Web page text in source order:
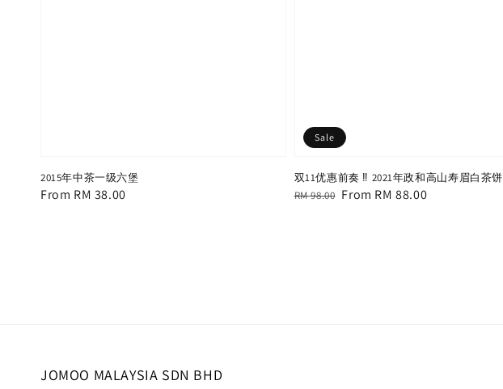
2015年中茶一级六堡
Regular
From RM 38.00
Sale
双11优惠前奏 ‼️ 2021年政和高山寿眉白茶饼
Regular
RM 98.00 Sale
From RM 88.00
JOMOO MALAYSIA SDN BHD